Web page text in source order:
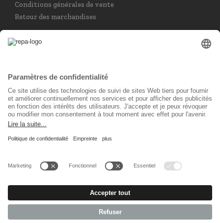
Conditions générales de vente
Retour des marchandises
Choisir la langue
Français
Réseau social
© 2026 REPA Holding GmbH. All rights reserved